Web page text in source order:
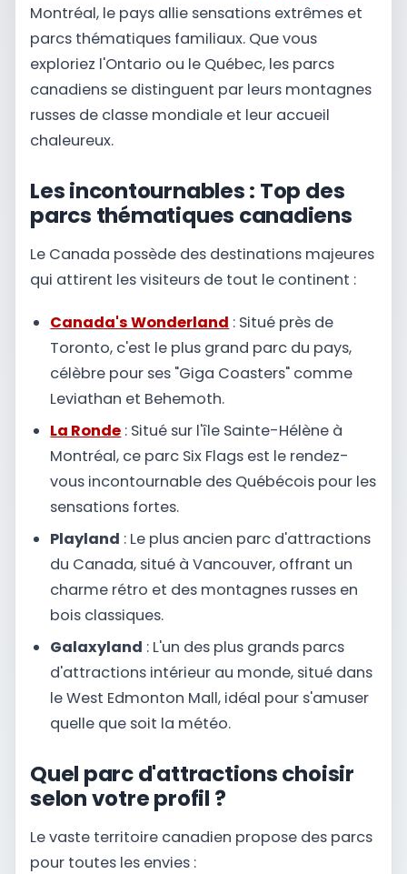
Montréal, le pays allie sensations extrêmes et
parcs thématiques familiaux. Que vous
exploriez l'Ontario ou le Québec, les parcs
canadiens se distinguent par leurs montagnes
russes de classe mondiale et leur accueil
chaleureux.
Les incontournables : Top des
parcs thématiques canadiens
Le Canada possède des destinations majeures
qui attirent les visiteurs de tout le continent :
Canada's Wonderland : Situé près de
Toronto, c'est le plus grand parc du pays,
célèbre pour ses "Giga Coasters" comme
Leviathan et Behemoth.
La Ronde : Situé sur l'île Sainte-Hélène à
Montréal, ce parc Six Flags est le rendez-
vous incontournable des Québécois pour les
sensations fortes.
Playland : Le plus ancien parc d'attractions
du Canada, situé à Vancouver, offrant un
charme rétro et des montagnes russes en
bois classiques.
Galaxyland : L'un des plus grands parcs
d'attractions intérieur au monde, situé dans
le West Edmonton Mall, idéal pour s'amuser
quelle que soit la météo.
Quel parc d'attractions choisir
selon votre profil ?
Le vaste territoire canadien propose des parcs
pour toutes les envies :